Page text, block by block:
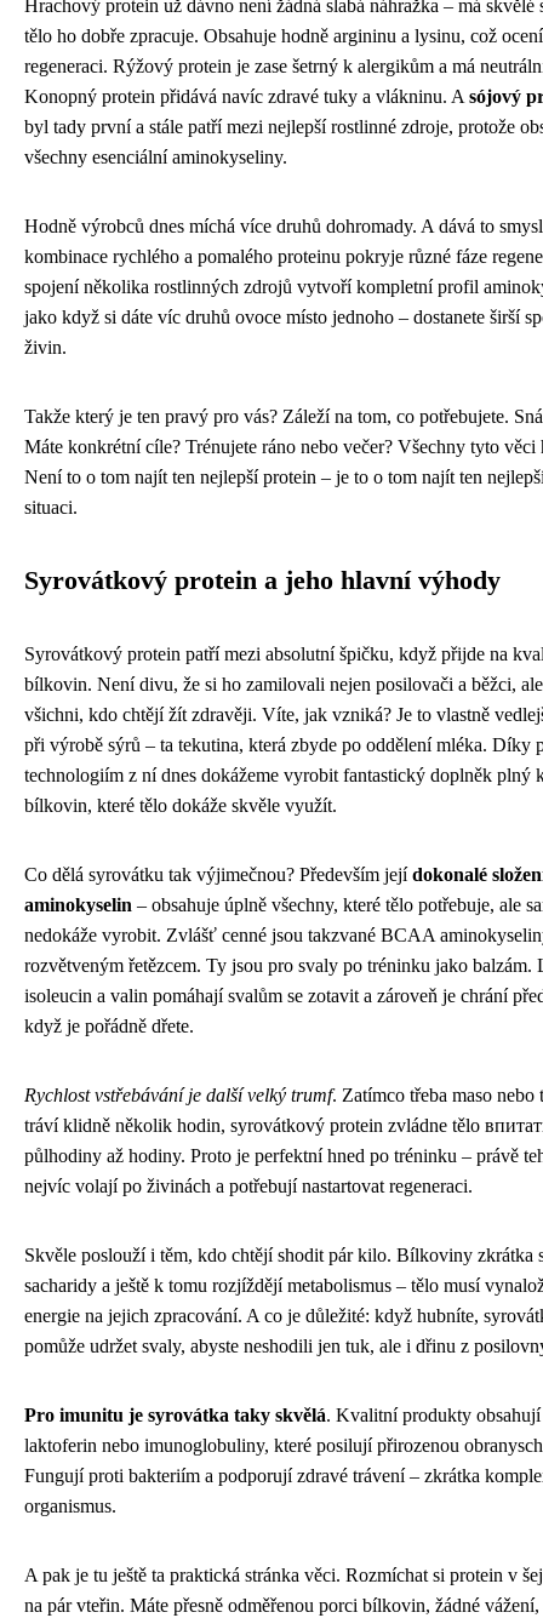
Hrachový protein už dávno není žádná slabá náhražka – má skvělé
tělo ho dobře zpracuje. Obsahuje hodně argininu a lysinu, což
regeneraci. Rýžový protein je zase šetrný k alergikům a má
Konopný protein přidává navíc zdravé tuky a vlákninu. A sójový
byl tady první a stále patří mezi nejlepší rostlinné zdroje, protože
všechny esenciální aminokyseliny.
Hodně výrobců dnes míchá více druhů dohromady. A dává to
kombinace rychlého a pomalého proteinu pokryje různé fáze
spojení několika rostlinných zdrojů vytvoří kompletní profil
jako když si dáte víc druhů ovoce místo jednoho – dostanete širší
živin.
Takže který je ten pravý pro vás? Záleží na tom, co potřebujete.
Máte konkrétní cíle? Trénujete ráno nebo večer? Všechny tyto
Není to o tom najít ten nejlepší protein – je to o tom najít ten
situaci.
Syrovátkový protein a jeho hlavní výhody
Syrovátkový protein patří mezi absolutní špičku, když přijde na
bílkovin. Není divu, že si ho zamilovali nejen posilovači a běžci,
všichni, kdo chtějí žít zdravěji. Víte, jak vzniká? Je to vlastně
při výrobě sýrů – ta tekutina, která zbyde po oddělení mléka. Díky
technologiím z ní dnes dokážeme vyrobit fantastický doplněk plný
bílkovin, které tělo dokáže skvěle využít.
Co dělá syrovátku tak výjimečnou? Především jejídokonalé
aminokyselin – obsahuje úplně všechny, které tělo potřebuje, ale
nedokáže vyrobit. Zvlášť cenné jsou takzvané BCAA
rozvětveným řetězcem. Ty jsou pro svaly po tréninku jako balzám.
isoleucin a valin pomáhají svalům se zotavit a zároveň je chrání
když je pořádně dřete.
Rychlost vstřebávání je další velký trumf. Zatímco třeba maso nebo
tráví klidně několik hodin, syrovátkový protein zvládne tělo
půlhodiny až hodiny. Proto je perfektní hned po tréninku – právě
nejvíc volají po živinách a potřebují nastartovat regeneraci.
Skvěle poslouží i těm, kdo chtějí shodit pár kilo. Bílkoviny zkrátka
sacharidy a ještě k tomu rozjíždějí metabolismus – tělo musí
energie na jejich zpracování. A co je důležité: když hubníte,
pomůže udržet svaly, abyste neshodili jen tuk, ale i dřinu z
Pro imunitu je syrovátka taky skvělá. Kvalitní produkty
laktoferin nebo imunoglobuliny, které posilují přirozenou
Fungují proti bakteriím a podporují zdravé trávení – zkrátka
organismus.
A pak je tu ještě ta praktická stránka věci. Rozmíchat si protein v
na pár vteřin. Máte přesně odměřenou porci bílkovin, žádné